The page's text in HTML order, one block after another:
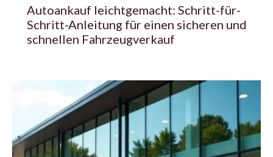
Autoankauf leichtgemacht: Schritt-für-
Schritt-Anleitung für einen sicheren und
schnellen Fahrzeugverkauf